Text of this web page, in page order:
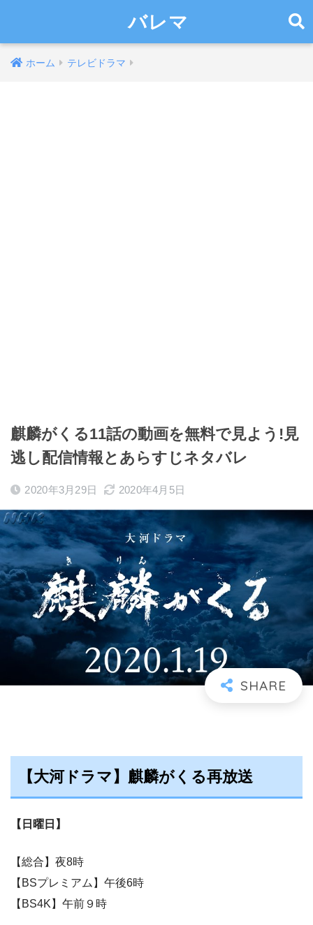
バレマ
ホーム テレビドラマ
麒麟がくる11話の動画を無料で見よう!見
逃し配信情報とあらすじネタバレ
2020年3月29日 2020年4月5日
【大河ドラマ】麒麟がくる再放送
【日曜日】
【総合】夜8時
【BSプレミアム】午後6時
【BS4K】午前９時